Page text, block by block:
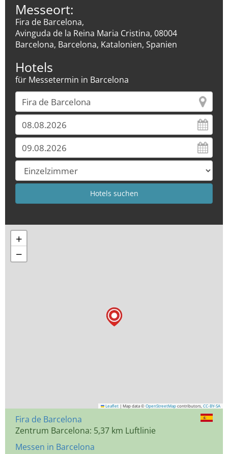
Messeort:
Fira de Barcelona,
Avinguda de la Reina Maria Cristina, 08004
Barcelona, Barcelona, Katalonien, Spanien
Hotels
für Messetermin in Barcelona
+
−
Leaflet | Map data © OpenStreetMap contributors, CC-BY-SA
Fira de Barcelona
Zentrum Barcelona: 5,37 km Luftlinie
Messen in Barcelona